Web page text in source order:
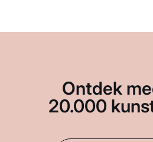
Ontdek
20.000